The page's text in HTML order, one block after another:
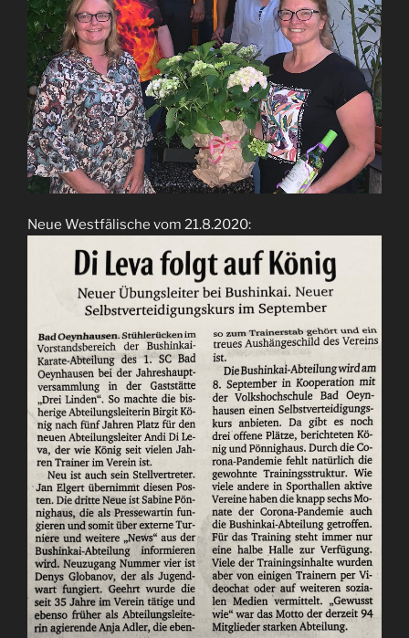
Neue Westfälische vom 21.8.2020: